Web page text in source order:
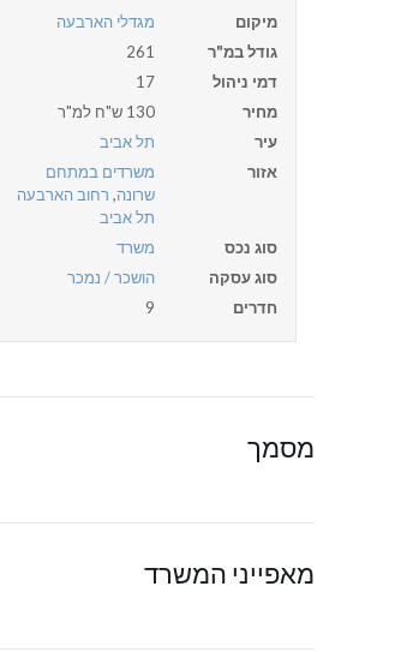
מיקום
מגדלי הארבעה
גודל במ"ר
261
דמי ניהול
17
מחיר
130 ש"ח למ"ר
עיר
תל אביב
אזור
משרדים במתחם
שרונה, רחוב הארבעה
תל אביב
סוג נכס
משרד
סוג עסקה
הושכר / נמכר
חדרים
9
מסמך
מאפייני המשרד